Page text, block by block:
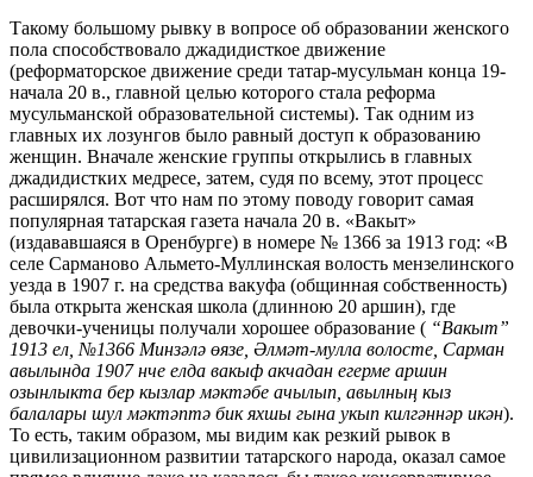
Такому большому рывку в вопросе об образовании женского
пола способствовало джадидисткое движение
(реформаторское движение среди татар-мусульман конца 19-
начала 20 в., главной целью которого стала реформа
мусульманской образовательной системы). Так одним из
главных их лозунгов было равный доступ к образованию
женщин. Вначале женские группы открылись в главных
джадидистких медресе, затем, судя по всему, этот процесс
расширялся. Вот что нам по этому поводу говорит самая
популярная татарская газета начала 20 в. «Вакыт»
(издававшаяся в Оренбурге) в номере № 1366 за 1913 год: «В
селе Сарманово Альмето-Муллинская волость мензелинского
уезда в 1907 г. на средства вакуфа (общинная собственность)
была открыта женская школа (длинною 20 аршин), где
девочки-ученицы получали хорошее образование ( “Вакыт”
1913 ел, №1366 Минзәлә өязе, Әлмәт-мулла волосте, Сарман
авылында 1907 нче елда вакыф акчадан егерме аршин
озынлыкта бер кызлар мәктәбе ачылып, авылның кыз
балалары шул мәктәптә бик яхшы гына укып килгәннәр икән).
То есть, таким образом, мы видим как резкий рывок в
цивилизационном развитии татарского народа, оказал самое